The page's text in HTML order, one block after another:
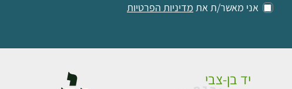
אני מאשר/ת את מדיניות הפרטיות
יד בן-צבי